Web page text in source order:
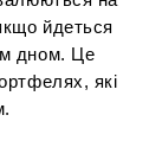
йдеться
дном. Це
які